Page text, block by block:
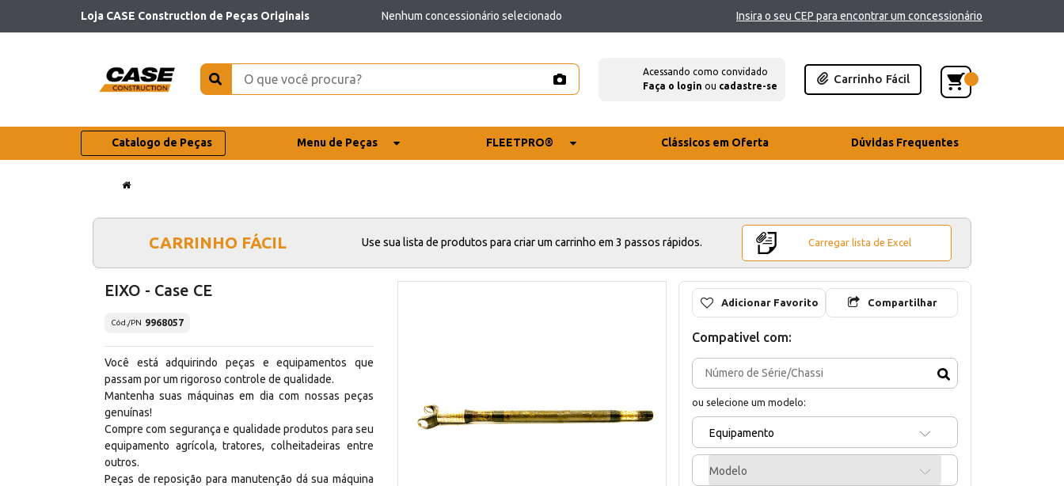
Loja CASE Construction de Peças Originais Nenhum concessionário selecionado Insira o seu CEP para encontrar um concessionário
Acessando como convidado
Faça o login ou cadastre-se
Carrinho Fácil
Catalogo de Peças Menu de Peças FLEETPRO® Clássicos em Oferta Dúvidas Frequentes
CARRINHO FÁCIL Use sua lista de produtos para criar um carrinho em 3 passos rápidos. Carregar lista de Excel
EIXO - Case CE
Cód./PN 9968057
Você está adquirindo peças e equipamentos que
passam por um rigoroso controle de qualidade.
Mantenha suas máquinas em dia com nossas peças
genuínas!
Compre com segurança e qualidade produtos para seu
equipamento agrícola, tratores, colheitadeiras entre
outros.
Peças de reposição para manutenção dá sua máquina
Adicionar Favorito Compartilhar
Compativel com:
ou selecione um modelo:
Equipamento
Modelo